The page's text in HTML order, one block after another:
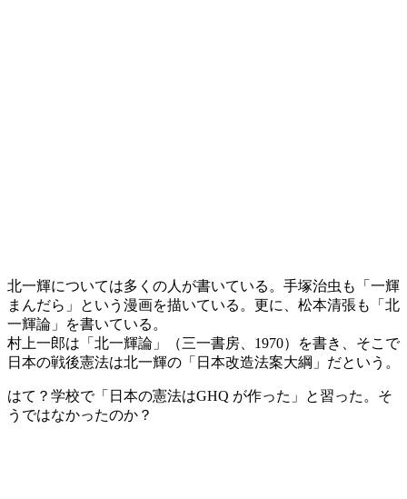
北一輝については多くの人が書いている。手塚治虫も「一輝
まんだら」という漫画を描いている。更に、松本清張も「北
一輝論」を書いている。
村上一郎は「北一輝論」（三一書房、1970）を書き、そこで
日本の戦後憲法は北一輝の「日本改造法案大綱」だという。
はて？学校で「日本の憲法はGHQ が作った」と習った。そ
うではなかったのか？